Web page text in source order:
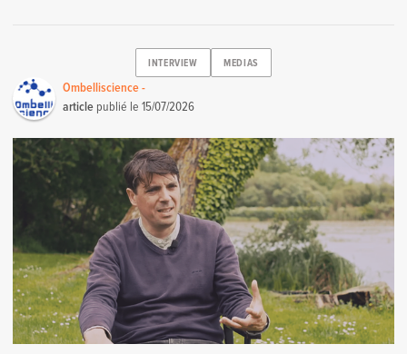
INTERVIEW MEDIAS
Ombelliscience -
article publié le15/07/2026